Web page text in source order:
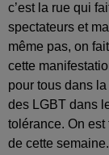
c’est la rue qui
spectateurs et
même pas, on
cette
pour tous dans
des LGBT dans
tolérance. On est
de cette